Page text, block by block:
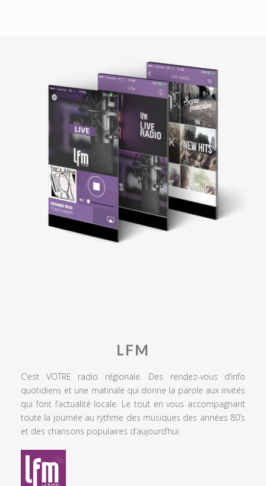
LFM
C’est VOTRE radio régionale. Des rendez-vous d’info
quotidiens et une matinale qui donne la parole aux invités
qui font l’actualité locale. Le tout en vous accompagnant
toute la journée au rythme des musiques des années 80’s
et des chansons populaires d’aujourd’hui.